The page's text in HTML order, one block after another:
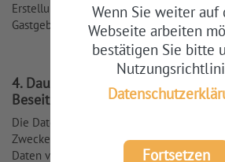
Wenn Sie weiter auf
Webseite arbeiten
bestätigen Sie bitte
Fortsetzen
Erstellung eines Kundenkontos und der
Gastgeber.
4. Dauer der Speicherung,
Beseitigungsmöglichkeit
Die Daten werden gelöscht, sobald sie für
Zweckes ihrer Erhebung nicht mehr
Daten von Benutzern der Fall, wenn ein